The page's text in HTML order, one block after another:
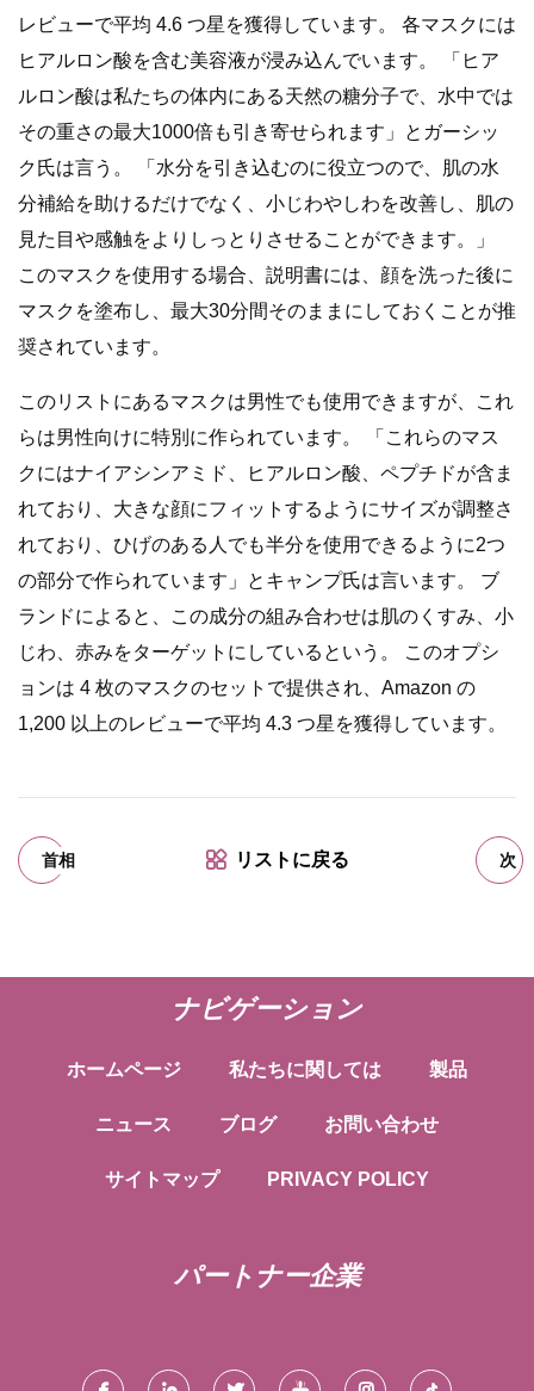
レビューで平均 4.6 つ星を獲得しています。 各マスクには
ヒアルロン酸を含む美容液が浸み込んでいます。 「ヒア
ルロン酸は私たちの体内にある天然の糖分子で、水中では
その重さの最大1000倍も引き寄せられます」とガーシッ
ク氏は言う。 「水分を引き込むのに役立つので、肌の水
分補給を助けるだけでなく、小じわやしわを改善し、肌の
見た目や感触をよりしっとりさせることができます。」
このマスクを使用する場合、説明書には、顔を洗った後に
マスクを塗布し、最大30分間そのままにしておくことが推
奨されています。
このリストにあるマスクは男性でも使用できますが、これ
らは男性向けに特別に作られています。 「これらのマス
クにはナイアシンアミド、ヒアルロン酸、ペプチドが含ま
れており、大きな顔にフィットするようにサイズが調整さ
れており、ひげのある人でも半分を使用できるように2つ
の部分で作られています」とキャンプ氏は言います。 ブ
ランドによると、この成分の組み合わせは肌のくすみ、小
じわ、赤みをターゲットにしているという。 このオプシ
ョンは 4 枚のマスクのセットで提供され、Amazon の
1,200 以上のレビューで平均 4.3 つ星を獲得しています。
首相 リストに戻る 次
ナビゲーション
ホームページ 私たちに関しては 製品
ニュース ブログ お問い合わせ
サイトマップ PRIVACY POLICY
パートナー企業